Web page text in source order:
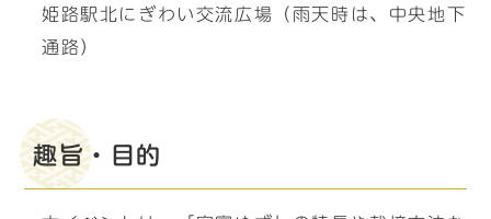
姫路駅北にぎわい交流広場（雨天時は、中央地下
通路）
趣旨・目的